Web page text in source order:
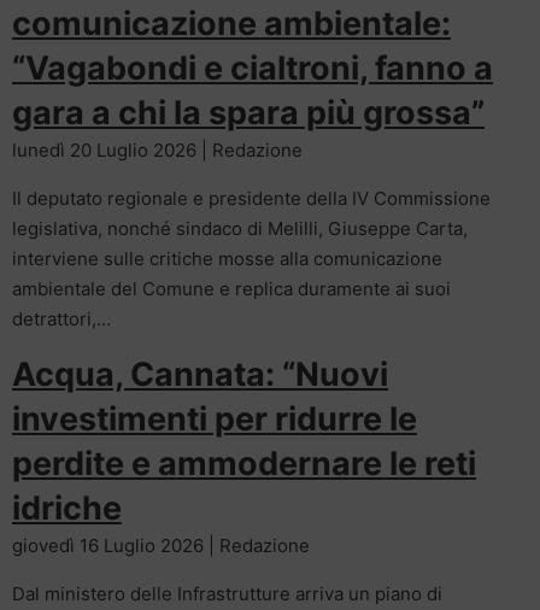
comunicazione ambientale:
“Vagabondi e cialtroni, fanno a
gara a chi la spara più grossa”
lunedì 20 Luglio 2026 | Redazione
Il deputato regionale e presidente della IV Commissione
legislativa, nonché sindaco di Melilli, Giuseppe Carta,
interviene sulle critiche mosse alla comunicazione
ambientale del Comune e replica duramente ai suoi
detrattori,…
Acqua, Cannata: “Nuovi
investimenti per ridurre le
perdite e ammodernare le reti
idriche
giovedì 16 Luglio 2026 | Redazione
Dal ministero delle Infrastrutture arriva un piano di